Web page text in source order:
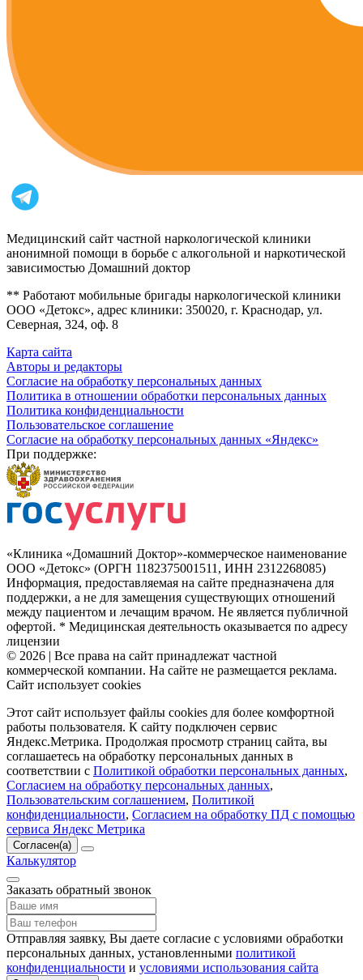
Медицинский сайт частной наркологической клиники
анонимной помощи в борьбе с алкогольной и наркотической
зависимостью Домашний доктор
** Работают мобильные бригады наркологической клиники
ООО «Детокс», адрес клиники: 350020, г. Краснодар, ул.
Северная, 324, оф. 8
Карта сайта
Авторы и редакторы
Согласие на обработку персональных данных
Политика в отношении обработки персональных данных
Политика конфиденциальности
Пользовательское соглашение
Согласие на обработку персональных данных «Яндекс»
При поддержке:
«Клиника «Домашний Доктор»-коммерческое наименование
ООО «Детокс» (ОРГН 1182375001511, ИНН 2312268085)
Информация, предоставляемая на сайте предназначена для
поддержки, а не для замещения существующих отношений
между пациентом и лечащим врачом. Не является публичной
офертой. * Медицинская деятельность оказывается по адресу
лицензии
© 2026 | Все права на сайт принадлежат частной
коммерческой компании. На сайте не размещается реклама.
Сайт использует cookies
Этот сайт использует файлы cookies для более комфортной
работы пользователя. К сайту подключен сервис
Яндекс.Метрика. Продолжая просмотр страниц сайта, вы
соглашаетесь на обработку персональных данных в
соответствии с Политикой обработки персональных данных,
Согласием на обработку персональных данных,
Пользовательским соглашением, Политикой
конфиденциальности, Согласием на обработку ПД с помощью
сервиса Яндекс Метрика
Согласен(а)
Калькулятор
Заказать обратный звонок
Отправляя заявку, Вы даете согласие с условиями обработки
персональных данных, установленными политикой
конфиденциальности и условиями использования сайта